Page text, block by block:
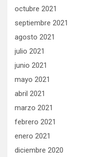
octubre 2021
septiembre 2021
agosto 2021
julio 2021
junio 2021
mayo 2021
abril 2021
marzo 2021
febrero 2021
enero 2021
diciembre 2020